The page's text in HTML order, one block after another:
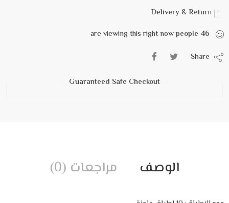
46
people
Guaranteed Safe Checkout
الوصف مراجعات (0)